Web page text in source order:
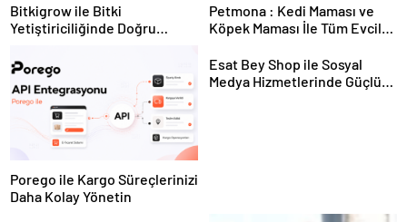
Bitkigrow ile Bitki
Yetiştiriciliğinde Doğru
Petmona : Kedi Maması ve
Köpek Maması İle Tüm Evcil
Porego ile Kargo Süreçlerinizi
Daha Kolay Yönetin
Esat Bey Shop ile Sosyal
Medya Hizmetlerinde Güçlü